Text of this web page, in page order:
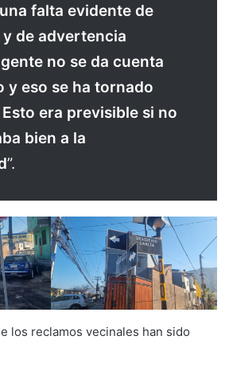
falta evidente de
de advertencia
no se da cuenta
y eso se ha tornado
era previsible si no
bien a la
”.
los reclamos vecinales han sido